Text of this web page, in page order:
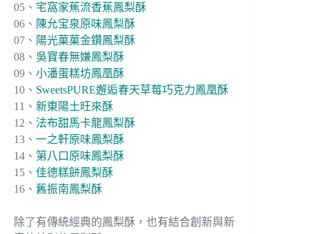
05、 宅窩家蕉流香蕉鳳梨酥
06、 陳允宝泉原味鳳梨酥
07、 陽光菓菓金鑽鳳梨酥
08、 吳寶春無嫌鳳梨酥
09、 小潘蛋糕坊鳳凰酥
10、 SweetsPURE邂逅春天草莓巧克力鳳凰酥
11、 新東陽土旺來酥
12、 法布甜馬卡龍鳳梨酥
13、 一之軒原味鳳梨酥
14、 第八口原味鳳梨酥
15、 佳德糕餅鳳梨酥
16、 舊振南鳳梨酥
除了有傳統經典的鳳梨酥，也有結合創新與新